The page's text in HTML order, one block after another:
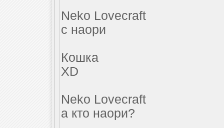
Neko Lovecraft
с наори
Кошка
XD
Neko Lovecraft
а кто наори?